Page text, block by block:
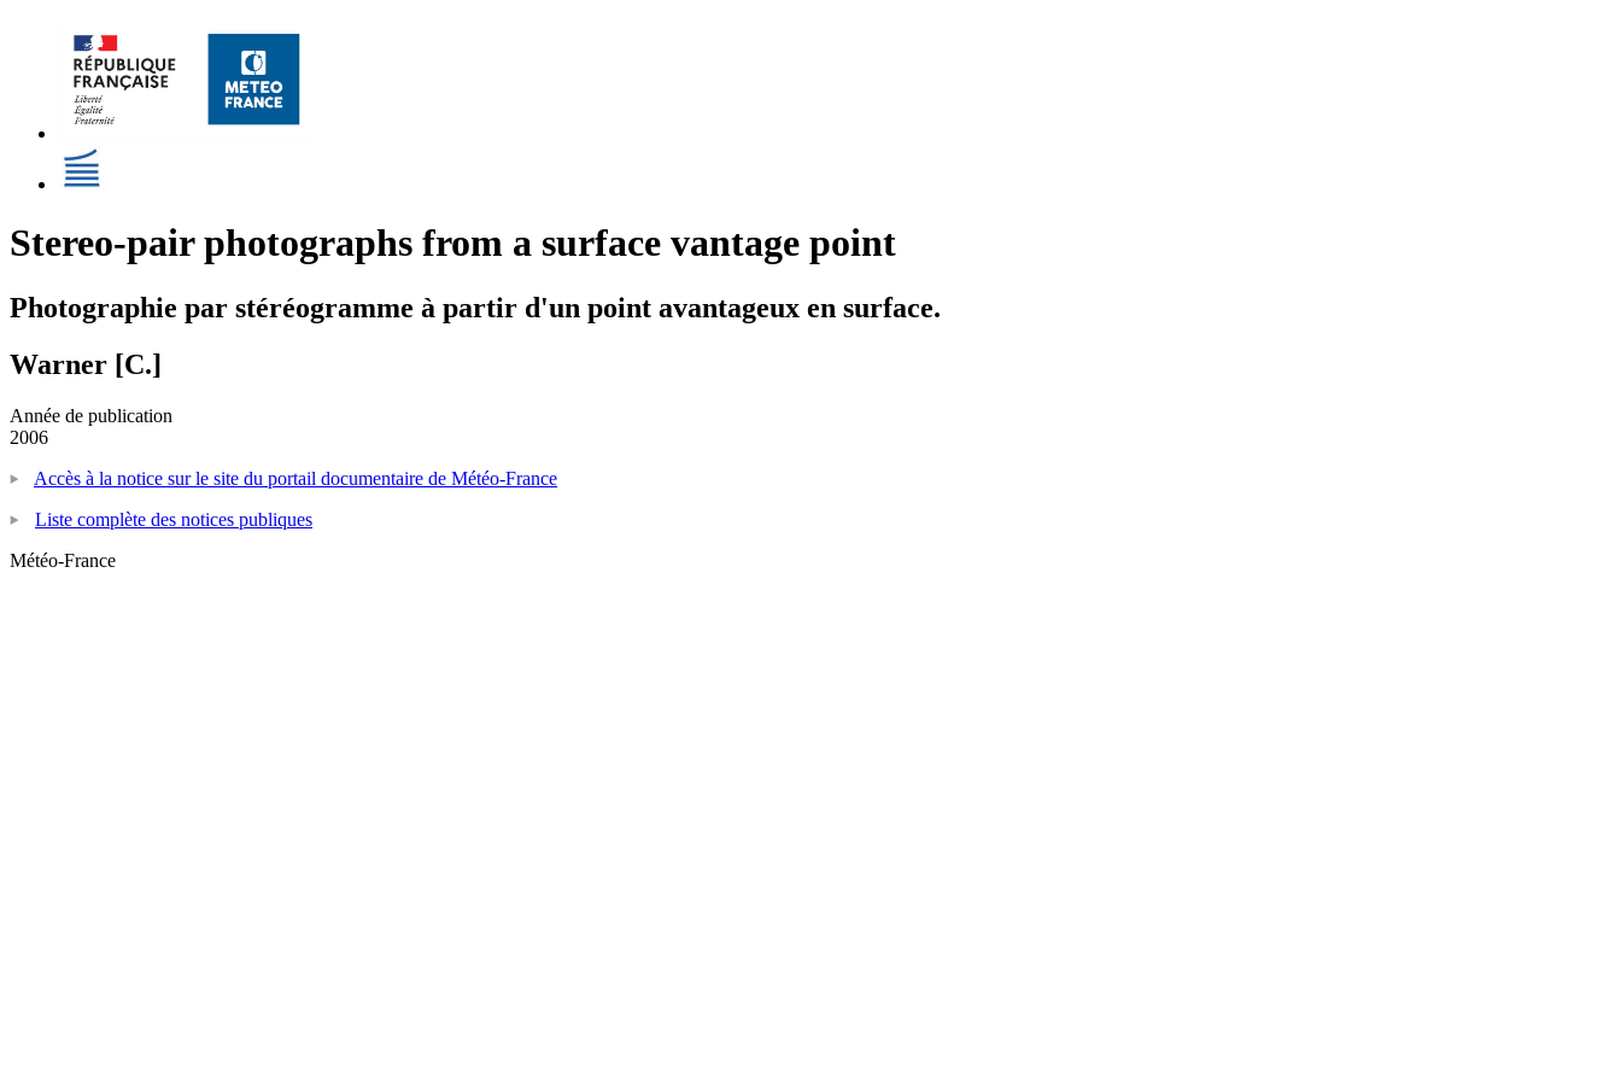
Stereo-pair photographs from a surface vantage point
Photographie par stéréogramme à partir d'un point avantageux en surface.
Warner [C.]
Année de publication
2006
Accès à la notice sur le site du portail documentaire de Météo-France
Liste complète des notices publiques
Météo-France